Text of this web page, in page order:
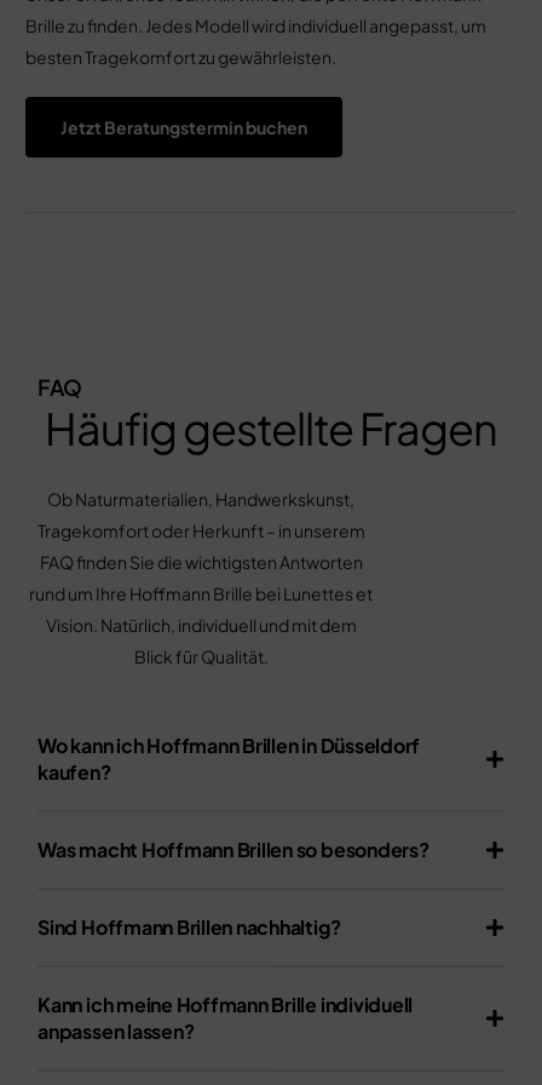
Brille zu finden. Jedes Modell wird individuell angepasst, um
besten Tragekomfort zu gewährleisten.
Jetzt Beratungstermin buchen
FAQ
Häufig gestellte Fragen
Ob Naturmaterialien, Handwerkskunst,
Tragekomfort oder Herkunft – in unserem
FAQ finden Sie die wichtigsten Antworten
rund um Ihre Hoffmann Brille bei Lunettes et
Vision. Natürlich, individuell und mit dem
Blick für Qualität.
Wo kann ich Hoffmann Brillen in Düsseldorf
kaufen?
Was macht Hoffmann Brillen so besonders?
Sind Hoffmann Brillen nachhaltig?
Kann ich meine Hoffmann Brille individuell
anpassen lassen?